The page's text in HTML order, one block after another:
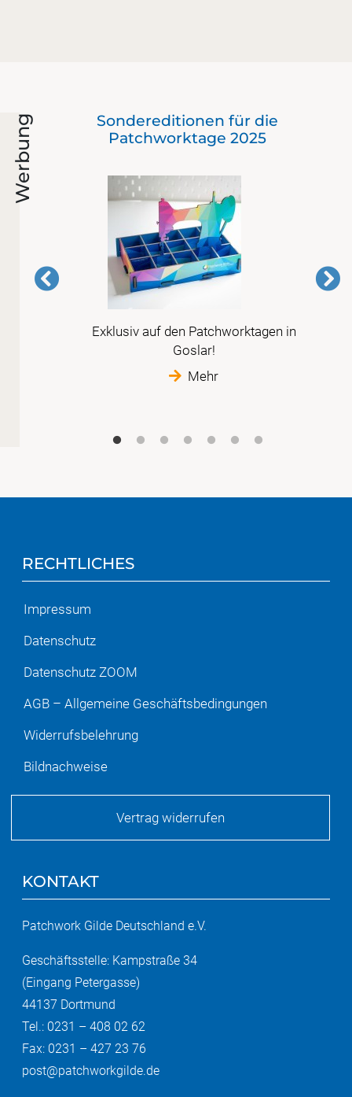
Werbung
bis
Sondereditionen für die
Patchworktage 2025
Exklusiv auf den Patchworktagen in
Goslar!
Mehr
RECHTLICHES
Impressum
Datenschutz
Datenschutz ZOOM
AGB – Allgemeine Geschäftsbedingungen
Widerrufsbelehrung
Bildnachweise
Vertrag widerrufen
KONTAKT
Patchwork Gilde Deutschland e.V.
Geschäftsstelle: Kampstraße 34
(Eingang Petergasse)
44137 Dortmund
Tel.: 0231 – 408 02 62
Fax: 0231 – 427 23 76
post@patchworkgilde.de